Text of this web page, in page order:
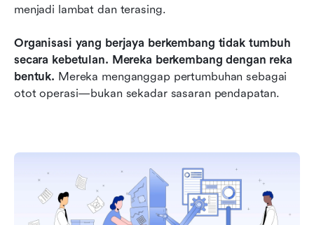
menjadi lambat dan terasing.
Organisasi yang berjaya berkembang tidak tumbuh
secara kebetulan. Mereka berkembang dengan reka
bentuk. Mereka menganggap pertumbuhan sebagai
otot operasi—bukan sekadar sasaran pendapatan.